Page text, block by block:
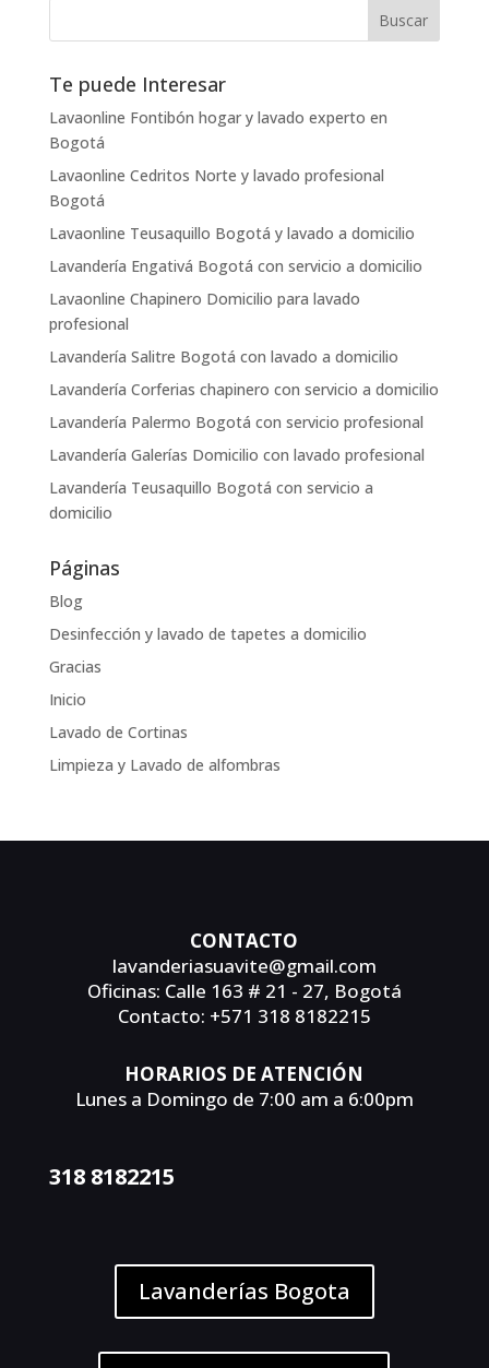
Te puede Interesar
Lavaonline Fontibón hogar y lavado experto en
Bogotá
Lavaonline Cedritos Norte y lavado profesional
Bogotá
Lavaonline Teusaquillo Bogotá y lavado a domicilio
Lavandería Engativá Bogotá con servicio a domicilio
Lavaonline Chapinero Domicilio para lavado
profesional
Lavandería Salitre Bogotá con lavado a domicilio
Lavandería Corferias chapinero con servicio a domicilio
Lavandería Palermo Bogotá con servicio profesional
Lavandería Galerías Domicilio con lavado profesional
Lavandería Teusaquillo Bogotá con servicio a
domicilio
Páginas
Blog
Desinfección y lavado de tapetes a domicilio
Gracias
Inicio
Lavado de Cortinas
Limpieza y Lavado de alfombras
CONTACTO
lavanderiasuavite@gmail.com
Oficinas: Calle 163 # 21 - 27, Bogotá
Contacto: +571 318 8182215
HORARIOS DE ATENCIÓN
Lunes a Domingo de 7:00 am a 6:00pm
318 8182215
Lavanderías Bogota